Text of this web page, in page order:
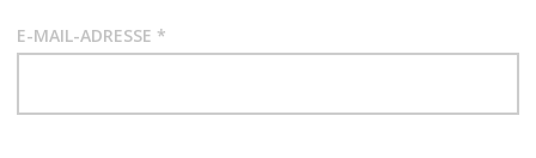
E-MAIL-ADRESSE *